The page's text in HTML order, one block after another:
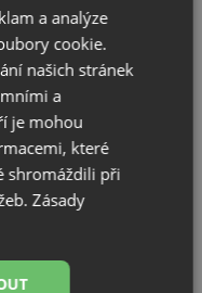
a analýze
cookie.
našich stránek
a
je mohou
které
shromáždili při
Zásady